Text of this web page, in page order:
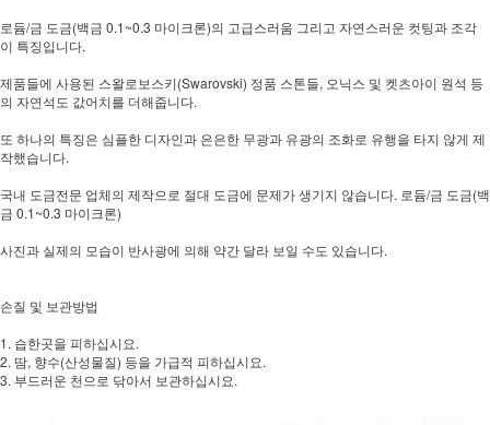
로듐/금 도금(백금 0.1~0.3 마이크론)의 고급스러움 그리고 자연스러운 컷팅과 조각
이 특징입니다.
제품들에 사용된 스왈로보스키(Swarovski) 정품 스톤들, 오닉스 및 켓츠아이 원석 등
의 자연석도 값어치를 더해줍니다.
또 하나의 특징은 심플한 디자인과 은은한 무광과 유광의 조화로 유행을 타지 않게 제
작했습니다.
국내 도금전문 업체의 제작으로 절대 도금에 문제가 생기지 않습니다. 로듐/금 도금(백
금 0.1~0.3 마이크론)
사진과 실제의 모습이 반사광에 의해 약간 달라 보일 수도 있습니다.
손질 및 보관방법
1. 습한곳을 피하십시요.
2. 땀, 향수(산성물질) 등을 가급적 피하십시요.
3. 부드러운 천으로 닦아서 보관하십시요.